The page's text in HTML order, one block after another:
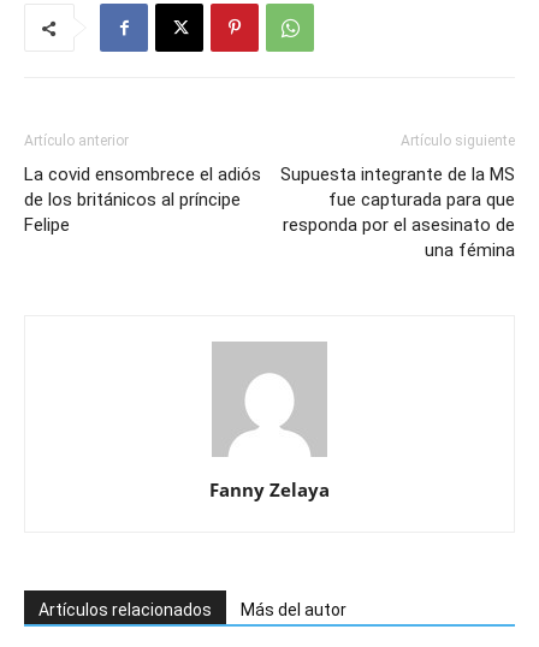
Artículo anterior
La covid ensombrece el adiós
de los británicos al príncipe
Felipe
Artículo siguiente
Supuesta integrante de la MS
fue capturada para que
responda por el asesinato de
una fémina
Fanny Zelaya
Artículos relacionados Más del autor